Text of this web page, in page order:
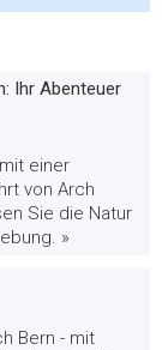
Ihr Abenteuer
einer
von Arch
Sie die Natur
»
Bern - mit